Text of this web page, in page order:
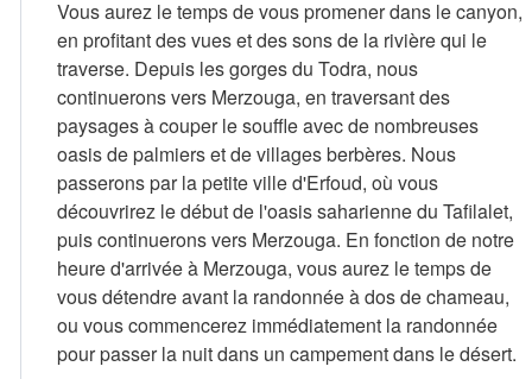
Vous aurez le temps de vous promener dans le canyon,
en profitant des vues et des sons de la rivière qui le
traverse. Depuis les gorges du Todra, nous
continuerons vers Merzouga, en traversant des
paysages à couper le souffle avec de nombreuses
oasis de palmiers et de villages berbères. Nous
passerons par la petite ville d'Erfoud, où vous
découvrirez le début de l'oasis saharienne du Tafilalet,
puis continuerons vers Merzouga. En fonction de notre
heure d'arrivée à Merzouga, vous aurez le temps de
vous détendre avant la randonnée à dos de chameau,
ou vous commencerez immédiatement la randonnée
pour passer la nuit dans un campement dans le désert.